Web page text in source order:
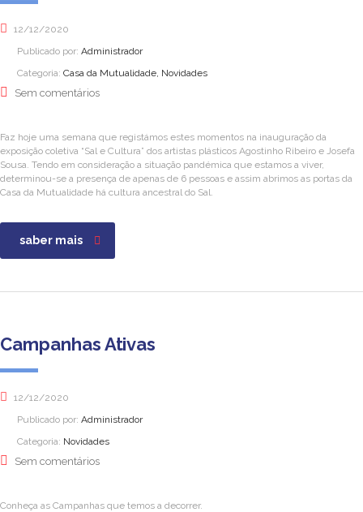
12/12/2020
Publicado por: Administrador
Categoria: Casa da Mutualidade, Novidades
Sem comentários
Faz hoje uma semana que registámos estes momentos na inauguração da
exposição coletiva “Sal e Cultura” dos artistas plásticos Agostinho Ribeiro e Josefa
Sousa. Tendo em consideração a situação pandémica que estamos a viver,
determinou-se a presença de apenas de 6 pessoas e assim abrimos as portas da
Casa da Mutualidade há cultura ancestral do Sal.
saber mais
Campanhas Ativas
12/12/2020
Publicado por: Administrador
Categoria: Novidades
Sem comentários
Conheça as Campanhas que temos a decorrer.